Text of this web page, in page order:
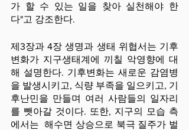
가 할 수 있는 일을 찾아 실천해야 한
다"고 강조한다.
제3장과 4장 생명과 생태 위협서는 기후
변화가 지구생태계에 끼칠 악영향에 대
해 설명한다. 기후변화는 새로운 감염병
을 발생시키고, 식량 부족을 일으키고, 기
후난민을 만들며 여러 사람들의 일자리
를 뺏아갈 것이다. 또한, 지구의 모습 측
에서는  해수면 상승으로 북극 질주가 벌